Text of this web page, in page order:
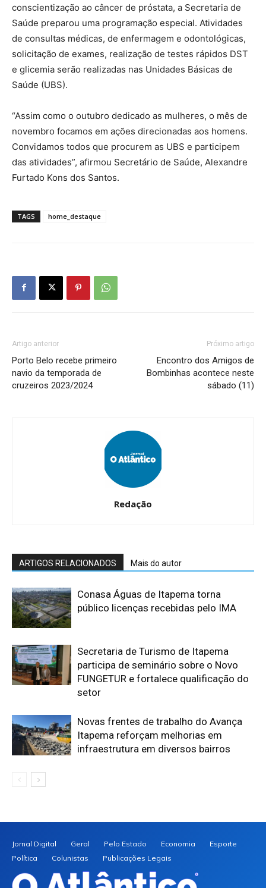
conscientização ao câncer de próstata, a Secretaria de
Saúde preparou uma programação especial. Atividades
de consultas médicas, de enfermagem e odontológicas,
solicitação de exames, realização de testes rápidos DST
e glicemia serão realizadas nas Unidades Básicas de
Saúde (UBS).
“Assim como o outubro dedicado as mulheres, o mês de
novembro focamos em ações direcionadas aos homens.
Convidamos todos que procurem as UBS e participem
das atividades”, afirmou Secretário de Saúde, Alexandre
Furtado Kons dos Santos.
TAGS home_destaque
Artigo anterior
Porto Belo recebe primeiro
navio da temporada de
cruzeiros 2023/2024
Próximo artigo
Encontro dos Amigos de
Bombinhas acontece neste
sábado (11)
Redação
ARTIGOS RELACIONADOS Mais do autor
Conasa Águas de Itapema torna
público licenças recebidas pelo IMA
Secretaria de Turismo de Itapema
participa de seminário sobre o Novo
FUNGETUR e fortalece qualificação do
setor
Novas frentes de trabalho do Avança
Itapema reforçam melhorias em
infraestrutura em diversos bairros
Jornal Digital Geral Pelo Estado Economia
Esporte
Política
Colunistas Publicações Legais